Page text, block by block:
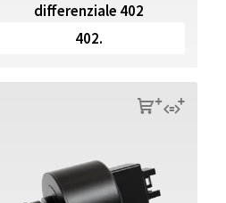
differenziale 402
402.
sq